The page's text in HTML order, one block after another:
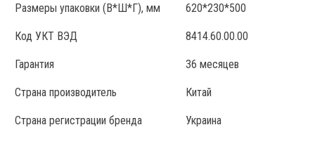
Размеры упаковки (В*Ш*Г), мм 620*230*500
Код УКТ ВЭД 8414.60.00.00
Гарантия 36 месяцев
Страна производитель Китай
Страна регистрации бренда Украина